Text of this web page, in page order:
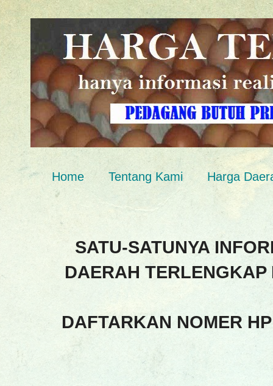
Home Tentang Kami Harga
SATU-SATUNYA
DAERAH TERLENGKAP
DAFTARKAN NOMER